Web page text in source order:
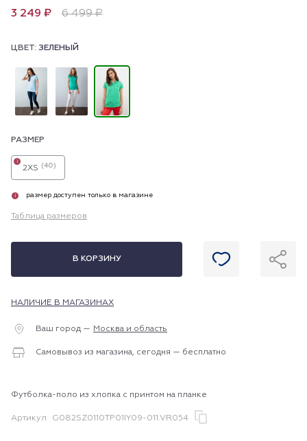
3 249 ₽ 6 499 ₽
ЦВЕТ: ЗЕЛЕНЫЙ
РАЗМЕР
2XS (40)
i
i размер доступен только в магазине
Таблица размеров
В КОРЗИНУ
НАЛИЧИЕ В МАГАЗИНАХ
Ваш город — Москва и область
Самовывоз из магазина, сегодня — бесплатно
Футболка-поло из хлопка с принтом на планке
Артикул G082SZ0110TP01IY09-011.VR054